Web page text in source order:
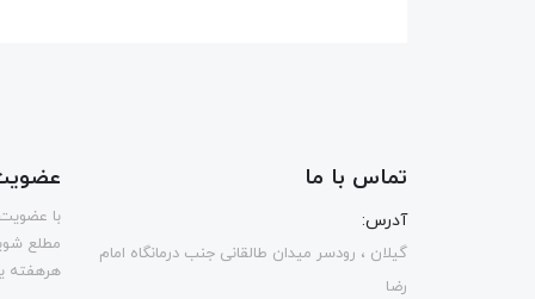
تماس با ما
آدرس:
گیلان ، رودسر میدان طالقانی جنب درمانگاه امام
رضا
با عضویت
مطلع
هرهفته